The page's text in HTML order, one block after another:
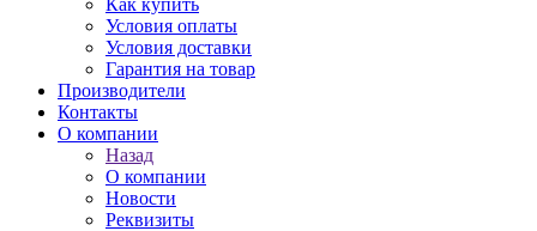
Как купить
Условия оплаты
Условия доставки
Гарантия на товар
Производители
Контакты
О компании
Назад
О компании
Новости
Реквизиты